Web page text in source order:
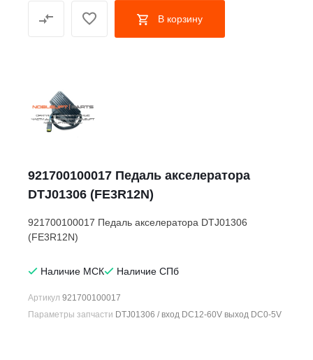
В корзину
921700100017 Педаль акселератора
DTJ01306 (FE3R12N)
921700100017 Педаль акселератора DTJ01306
(FE3R12N)
Наличие МСК Наличие СПб
Артикул 921700100017
Параметры запчасти DTJ01306 / вход DC12-60V выход DC0-5V